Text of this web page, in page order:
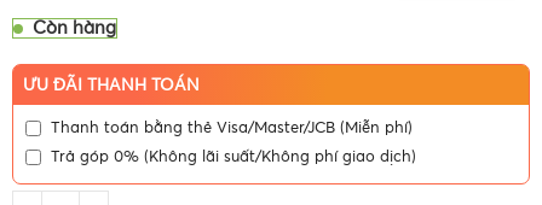
Còn hàng
ƯU ĐÃI THANH TOÁN
Thanh toán bằng thẻ Visa/Master/JCB (Miễn phí)
Trả góp 0% (Không lãi suất/Không phí giao dịch)